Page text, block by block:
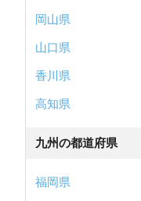
岡山県
山口県
香川県
高知県
九州の都道府県
福岡県